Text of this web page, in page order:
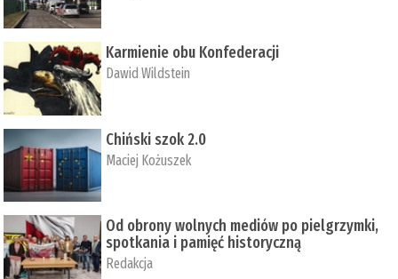
Karmienie obu Konfederacji
Dawid Wildstein
Chiński szok 2.0
Maciej Kożuszek
Od obrony wolnych mediów po pielgrzymki,
spotkania i pamięć historyczną
Redakcja